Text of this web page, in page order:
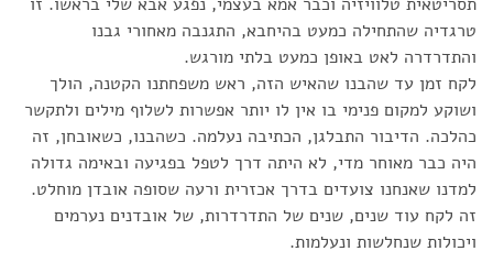
טרגדיה שהתחילה כמעט בהיחבא, התגנבה מאחורי גבנו
והתדרדרה לאט באופן כמעט בלתי מורגש.
לקח זמן עד שהבנו שהאיש הזה, ראש משפחתנו הקטנה, הולך
ושוקע למקום פנימי בו אין לו יותר אפשרות לשלוף מילים ולתקשר
כהלכה. הדיבור התבלגן, הכתיבה נעלמה. כשהבנו, כשאובחן, זה
היה כבר מאוחר מדי, לא היתה דרך לטפל בפגיעה ובאימה גדולה
למדנו שאנחנו צועדים בדרך אכזרית ורעה שסופה אובדן מוחלט.
זה לקח עוד שנים, שנים של התדרדרות, של אובדנים נערמים
ויכולות שנחלשות ונעלמות.